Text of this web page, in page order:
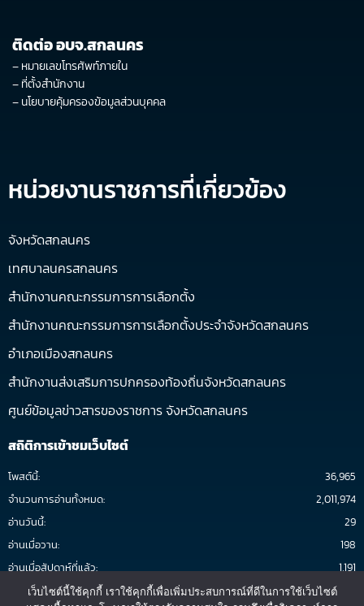
ติดต่อ อบจ.สกลนคร
–หมายเลขโทรศัพท์ภายใน
–ที่ตั้งสำนักงาน
–นโยบายคุ้มครองข้อมูลส่วนบุคคล
หน่วยงานราชการที่เกี่ยวข้อง
จังหวัดสกลนคร
เทศบาลนครสกลนคร
สำนักงานคณะกรรมการการเลือกตั้ง
สำนักงานคณะกรรมการการเลือกตั้งประจำจังหวัดสกลนคร
อำเภอเมืองสกลนคร
สำนักงานส่งเสริมการปกครองท้องถิ่นจังหวัดสกลนคร
ศูนย์ข้อมูลข่าวสารของราชการ จังหวัดสกลนคร
สถิติการเข้าชมเว็บไซต์
โพสต์นี้:
36,965
จำนวนการอ่านทั้งหมด:
2,011,974
อ่านวันนี้:
29
อ่านเมื่อวาน:
198
อ่านเมื่อสัปดาห์ที่แล้ว:
1,191
อ่านต่อเดือน:
1,959
เว็บไซต์นี้ใช้คุกกี้ เราใช้คุกกี้เพื่อเพิ่มประสบการณ์ที่ดีในการใช้เว็บไซต์